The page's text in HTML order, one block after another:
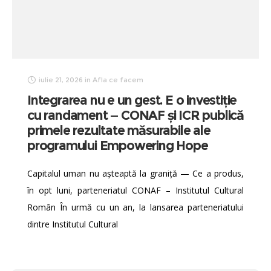
iulie 21, 2026 in Afla ce facem
Integrarea nu e un gest. E o investiție
cu randament — CONAF și ICR publică
primele rezultate măsurabile ale
programului Empowering Hope
Capitalul uman nu așteaptă la graniță — Ce a produs,
în opt luni, parteneriatul CONAF – Institutul Cultural
Român În urmă cu un an, la lansarea parteneriatului
dintre Institutul Cultural